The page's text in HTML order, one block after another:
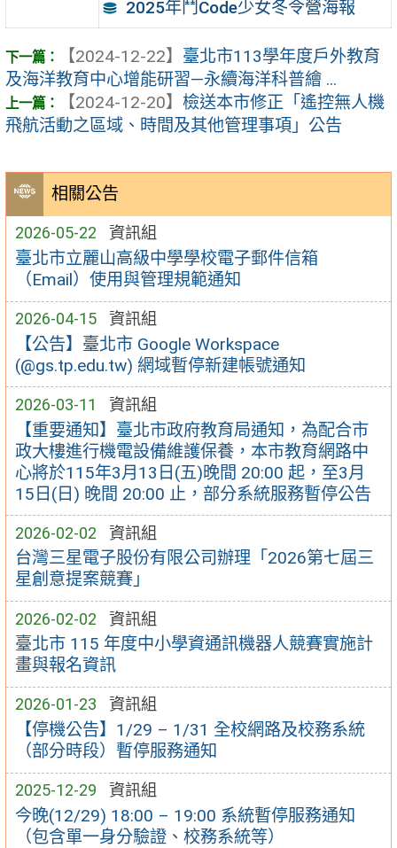
相關公告
2026-05-22 資訊組
臺北市立麗山高級中學學校電子郵件信箱
（Email）使用與管理規範通知
2026-04-15 資訊組
【公告】臺北市 Google Workspace
(@gs.tp.edu.tw) 網域暫停新建帳號通知
2026-03-11 資訊組
【重要通知】臺北市政府教育局通知，為配合市
政大樓進行機電設備維護保養，本市教育網路中
心將於115年3月13日(五)晚間 20:00 起，至3月
15日(日) 晚間 20:00 止，部分系統服務暫停公告
2026-02-02 資訊組
台灣三星電子股份有限公司辦理「2026第七屆三
星創意提案競賽」
2026-02-02 資訊組
臺北市 115 年度中小學資通訊機器人競賽實施計
畫與報名資訊
2026-01-23 資訊組
【停機公告】1/29 – 1/31 全校網路及校務系統
（部分時段）暫停服務通知
2025-12-29 資訊組
今晚(12/29) 18:00 – 19:00 系統暫停服務通知
（包含單一身分驗證、校務系統等）
2025年鬥Code少女冬令營海報
【2024-12-22】 臺北市113學年度戶外教育
及海洋教育中心增能研習—永續海洋科普繪 ...
【2024-12-20】 檢送本市修正「遙控無人機
飛航活動之區域、時間及其他管理事項」公告